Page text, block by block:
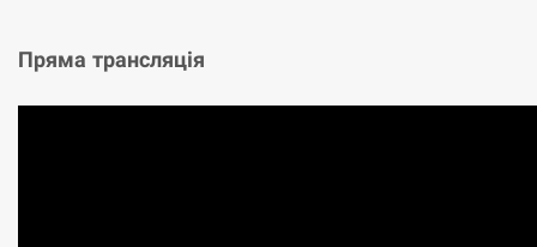
Пряма трансляція